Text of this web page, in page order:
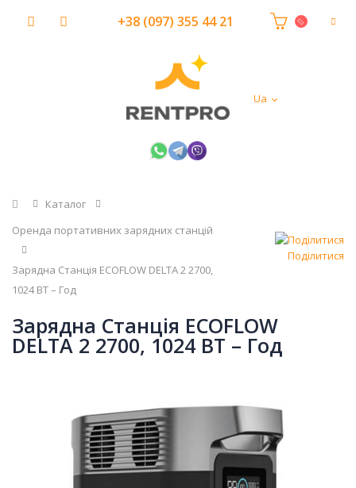
Ua
+38 (097) 355 44 21
Головна
Каталог
Оренда портативних зарядних станцій
Зарядна Станція ECOFLOW DELTA 2 2700,
1024 ВТ – Год
Поділитися
Зарядна Станція ECOFLOW
DELTA 2 2700, 1024 ВТ – Год